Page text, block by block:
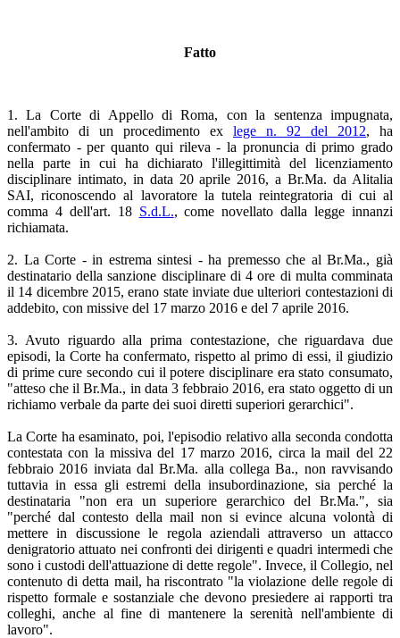
Fatto
1. La Corte di Appello di Roma, con la sentenza impugnata,
nell'ambito di un procedimento ex lege n. 92 del 2012, ha
confermato - per quanto qui rileva - la pronuncia di primo grado
nella parte in cui ha dichiarato l'illegittimità del licenziamento
disciplinare intimato, in data 20 aprile 2016, a Br.Ma. da Alitalia
SAI, riconoscendo al lavoratore la tutela reintegratoria di cui al
comma 4 dell'art. 18 S.d.L., come novellato dalla legge innanzi
richiamata.
2. La Corte - in estrema sintesi - ha premesso che al Br.Ma., già
destinatario della sanzione disciplinare di 4 ore di multa comminata
il 14 dicembre 2015, erano state inviate due ulteriori contestazioni di
addebito, con missive del 17 marzo 2016 e del 7 aprile 2016.
3. Avuto riguardo alla prima contestazione, che riguardava due
episodi, la Corte ha confermato, rispetto al primo di essi, il giudizio
di prime cure secondo cui il potere disciplinare era stato consumato,
"atteso che il Br.Ma., in data 3 febbraio 2016, era stato oggetto di un
richiamo verbale da parte dei suoi diretti superiori gerarchici".
La Corte ha esaminato, poi, l'episodio relativo alla seconda condotta
contestata con la missiva del 17 marzo 2016, circa la mail del 22
febbraio 2016 inviata dal Br.Ma. alla collega Ba., non ravvisando
tuttavia in essa gli estremi della insubordinazione, sia perché la
destinataria "non era un superiore gerarchico del Br.Ma.", sia
"perché dal contesto della mail non si evince alcuna volontà di
mettere in discussione le regola aziendali attraverso un attacco
denigratorio attuato nei confronti dei dirigenti e quadri intermedi che
sono i custodi dell'attuazione di dette regole". Invece, il Collegio, nel
contenuto di detta mail, ha riscontrato "la violazione delle regole di
rispetto formale e sostanziale che devono presiedere ai rapporti tra
colleghi, anche al fine di mantenere la serenità nell'ambiente di
lavoro".